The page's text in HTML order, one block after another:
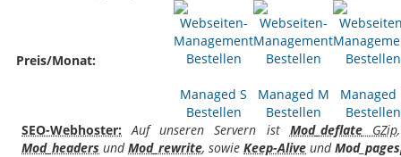
Preis/Monat:
Managed S
Bestellen
Managed M
Bestellen
Managed
Bestellen
SEO-Webhoster: Auf unseren Servern ist Mod_deflateGZip
Mod_headers undMod_rewrite, sowie Keep-Alive und